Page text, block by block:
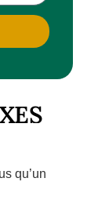
qu’un